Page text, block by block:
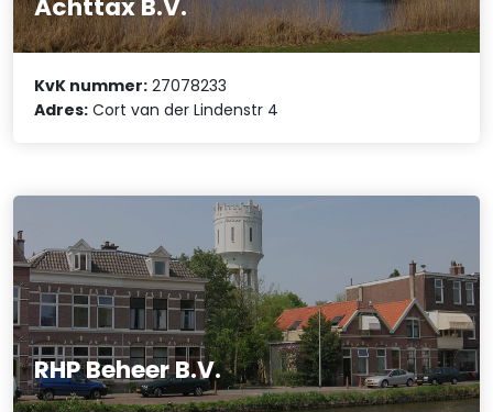
KvK nummer: 27078233
Adres: Cort van der Lindenstr 4
RHP Beheer B.V.